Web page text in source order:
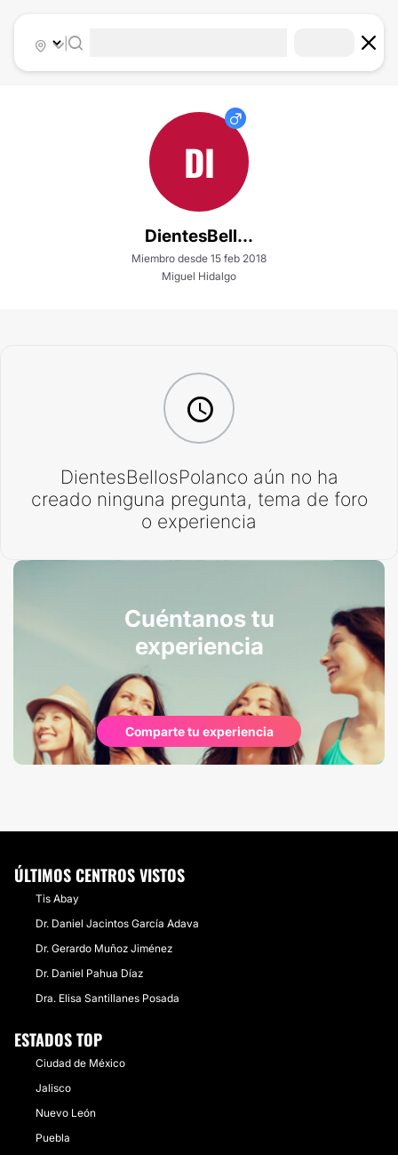
|
DI
DientesBell...
Miembro desde 15 feb 2018
Miguel Hidalgo
DientesBellosPolanco aún no ha
creado ninguna pregunta, tema de foro
o experiencia
Cuéntanos tu
experiencia
Comparte tu experiencia
ÚLTIMOS CENTROS VISTOS
Tis Abay
Dr. Daniel Jacintos García Adava
Dr. Gerardo Muñoz Jiménez
Dr. Daniel Pahua Díaz
Dra. Elisa Santillanes Posada
ESTADOS TOP
Ciudad de México
Jalisco
Nuevo León
Puebla